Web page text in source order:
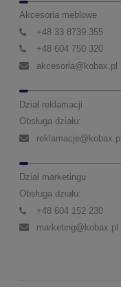
Akcesoria meblowe
+48 33 8739 355
+48 604 750 320
akcesoria@kobax.pl
Dział reklamacji
Obsługa działu:
reklamacje@kobax.pl
Dział marketingu
Obsługa działu:
+48 604 152 230
marketing@kobax.pl